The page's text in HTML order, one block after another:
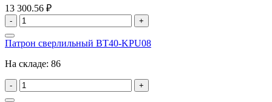
13 300.56 ₽
- +
Патрон сверлильный BT40-KPU08
На складе: 86
- +